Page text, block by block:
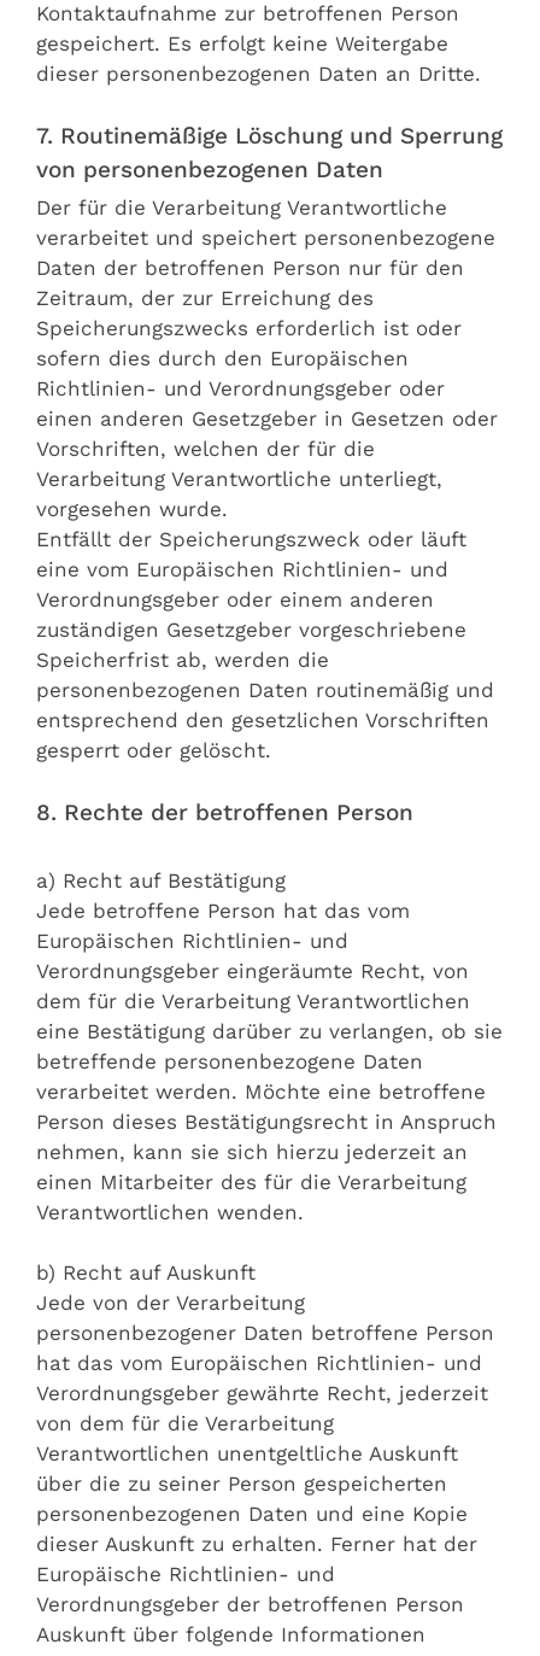
Kontaktaufnahme zur betroffenen Person
gespeichert. Es erfolgt keine Weitergabe
dieser personenbezogenen Daten an Dritte.
7. Routinemäßige Löschung und Sperrung
von personenbezogenen Daten
Der für die Verarbeitung Verantwortliche
verarbeitet und speichert personenbezogene
Daten der betroffenen Person nur für den
Zeitraum, der zur Erreichung des
Speicherungszwecks erforderlich ist oder
sofern dies durch den Europäischen
Richtlinien- und Verordnungsgeber oder
einen anderen Gesetzgeber in Gesetzen oder
Vorschriften, welchen der für die
Verarbeitung Verantwortliche unterliegt,
vorgesehen wurde.
Entfällt der Speicherungszweck oder läuft
eine vom Europäischen Richtlinien- und
Verordnungsgeber oder einem anderen
zuständigen Gesetzgeber vorgeschriebene
Speicherfrist ab, werden die
personenbezogenen Daten routinemäßig und
entsprechend den gesetzlichen Vorschriften
gesperrt oder gelöscht.
8. Rechte der betroffenen Person
a) Recht auf Bestätigung
Jede betroffene Person hat das vom
Europäischen Richtlinien- und
Verordnungsgeber eingeräumte Recht, von
dem für die Verarbeitung Verantwortlichen
eine Bestätigung darüber zu verlangen, ob sie
betreffende personenbezogene Daten
verarbeitet werden. Möchte eine betroffene
Person dieses Bestätigungsrecht in Anspruch
nehmen, kann sie sich hierzu jederzeit an
einen Mitarbeiter des für die Verarbeitung
Verantwortlichen wenden.
b) Recht auf Auskunft
Jede von der Verarbeitung
personenbezogener Daten betroffene Person
hat das vom Europäischen Richtlinien- und
Verordnungsgeber gewährte Recht, jederzeit
von dem für die Verarbeitung
Verantwortlichen unentgeltliche Auskunft
über die zu seiner Person gespeicherten
personenbezogenen Daten und eine Kopie
dieser Auskunft zu erhalten. Ferner hat der
Europäische Richtlinien- und
Verordnungsgeber der betroffenen Person
Auskunft über folgende Informationen